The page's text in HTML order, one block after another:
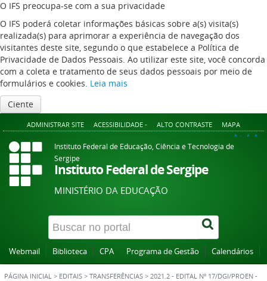
O IFS preocupa-se com a sua privacidade
O IFS poderá coletar informações básicas sobre a(s) visita(s)
realizada(s) para aprimorar a experiência de navegação dos
visitantes deste site, segundo o que estabelece a Política de
Privacidade de Dados Pessoais. Ao utilizar este site, você concorda
com a coleta e tratamento de seus dados pessoais por meio de
formulários e cookies. Leia mais
Ciente
ADMINISTRAR SITE ACESSIBILIDADE - ALTO CONTRASTE MAPA
A+ A A-
Instituto Federal de Educação, Ciência e Tecnologia de
Sergipe
Instituto Federal de Sergipe
MINISTÉRIO DA EDUCAÇÃO
Webmail Biblioteca CPA Programa de Gestão Calendários
PÁGINA INICIAL > EDITAIS > TRANSFERÊNCIAS > 2021.2 - EDITAL Nº 17/DGI/PROEN -